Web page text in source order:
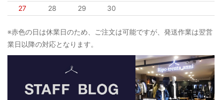
27
28 29 30
※赤色の日は休業日のため、ご注文は可能ですが、発送作業は翌営
業日以降の対応となります。